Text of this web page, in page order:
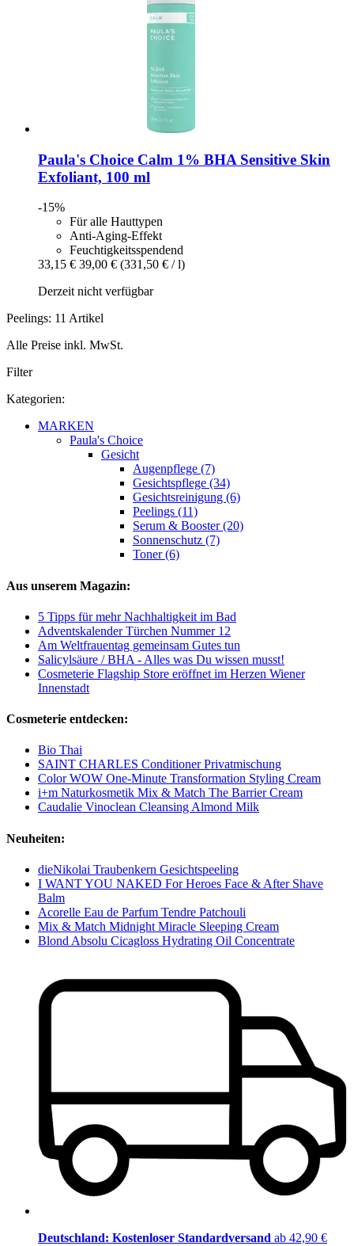
Paula's Choice Calm 1% BHA Sensitive Skin
Exfoliant, 100 ml
-15%
Für alle Hauttypen
Anti-Aging-Effekt
Feuchtigkeitsspendend
33,15 € 39,00 € (331,50 € / l)
Derzeit nicht verfügbar
Peelings: 11 Artikel
Alle Preise inkl. MwSt.
Filter
Kategorien:
MARKEN
Paula's Choice
Gesicht
Augenpflege (7)
Gesichtspflege (34)
Gesichtsreinigung (6)
Peelings (11)
Serum & Booster (20)
Sonnenschutz (7)
Toner (6)
Aus unserem Magazin:
5 Tipps für mehr Nachhaltigkeit im Bad
Adventskalender Türchen Nummer 12
Am Weltfrauentag gemeinsam Gutes tun
Salicylsäure / BHA - Alles was Du wissen musst!
Cosmeterie Flagship Store eröffnet im Herzen Wiener
Innenstadt
Cosmeterie entdecken:
Bio Thai
SAINT CHARLES Conditioner Privatmischung
Color WOW One-Minute Transformation Styling Cream
i+m Naturkosmetik Mix & Match The Barrier Cream
Caudalie Vinoclean Cleansing Almond Milk
Neuheiten:
dieNikolai Traubenkern Gesichtspeeling
I WANT YOU NAKED For Heroes Face & After Shave
Balm
Acorelle Eau de Parfum Tendre Patchouli
Mix & Match Midnight Miracle Sleeping Cream
Blond Absolu Cicagloss Hydrating Oil Concentrate
Deutschland: Kostenloser Standardversand ab 42,90 €